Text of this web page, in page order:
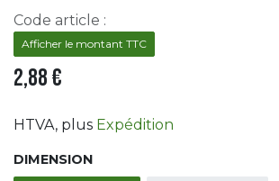
Code article :
Afficher le montant TTC
2,88€
HTVA, plus Expédition
DIMENSION